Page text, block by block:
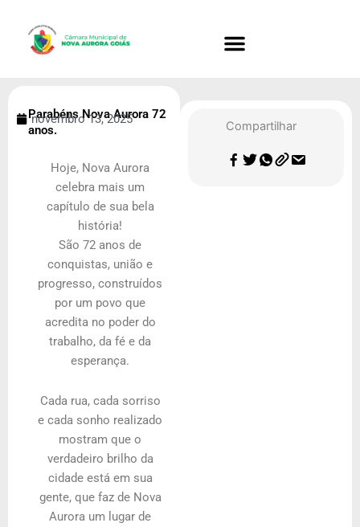
Parabéns Nova Aurora 72
anos.
novembro 13, 2025
Hoje, Nova Aurora
celebra mais um
capítulo de sua bela
história!
São 72 anos de
conquistas, união e
progresso, construídos
por um povo que
acredita no poder do
trabalho, da fé e da
esperança.
Cada rua, cada sorriso
e cada sonho realizado
mostram que o
verdadeiro brilho da
cidade está em sua
gente, que faz de Nova
Aurora um lugar de
Compartilhar